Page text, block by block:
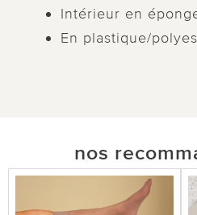
Intérieur en
En plastique/
nos